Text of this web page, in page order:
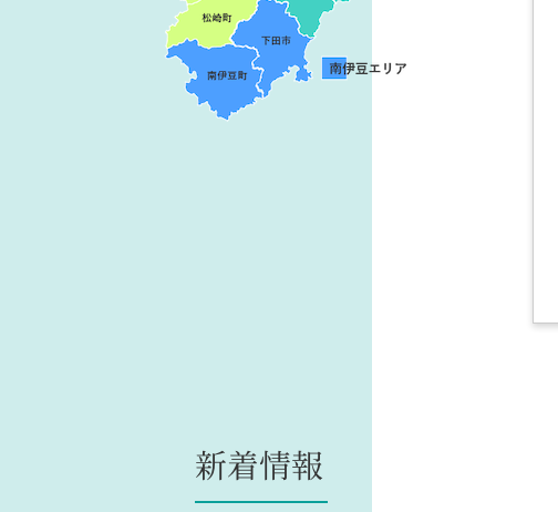
新着情報